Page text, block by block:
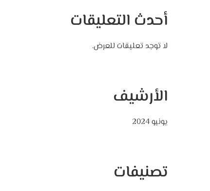
أحدث التعليقات
لا توجد تعليقات للعرض.
الأرشيف
يونيو 2024
تصنيفات